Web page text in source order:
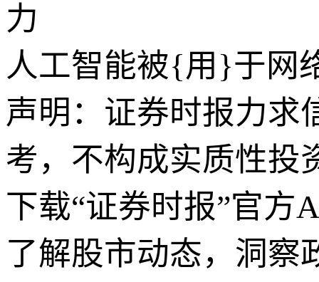
力
人工智能被{用}于网
声明：证券时报力求
考，不构成实质性投
下载“证券时报”官方
了解股市动态，洞察